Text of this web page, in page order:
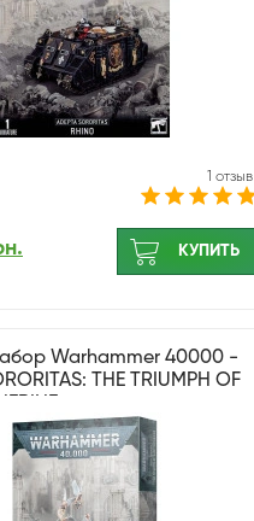
1 отзыв
КУПИТЬ
Warhammer 40000 -
THE TRIUMPH OF